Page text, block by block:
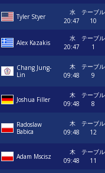
Tyler Styer
水
20:47
テーブル
10
Alex Kazakis
水
20:47
テーブル
1
Chang Jung-
Lin
木
09:48
テーブル
9
Joshua Filler
木
09:48
テーブル
8
Radoslaw
Babica
木
09:48
テーブル
12
Adam Mscisz
木
09:48
テーブル
11